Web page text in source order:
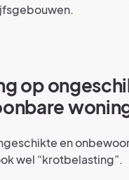
op
en
wel “krotbelasting”.